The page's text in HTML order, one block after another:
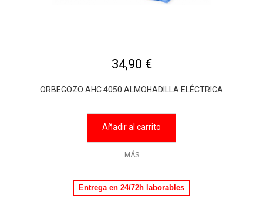
34,90 €
ORBEGOZO AHC 4050 ALMOHADILLA ELÉCTRICA
Añadir al carrito
MÁS
Entrega en 24/72h laborables